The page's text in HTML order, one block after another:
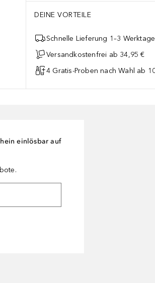
DEINE VORTEILE
Schnelle Lieferung 1–3
Versandkostenfrei ab 34,95 €
4 Gratis-Proben nach Wahl ab
einlösbar auf